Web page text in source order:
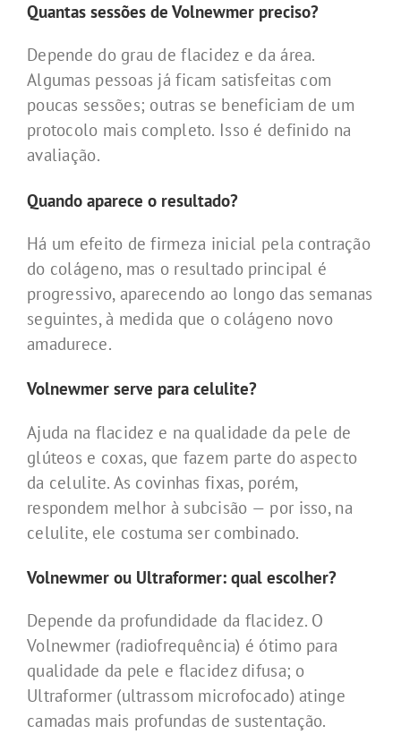
Quantas sessões de Volnewmer preciso?
Depende do grau de flacidez e da área.
Algumas pessoas já ficam satisfeitas com
poucas sessões; outras se beneficiam de um
protocolo mais completo. Isso é definido na
avaliação.
Quando aparece o resultado?
Há um efeito de firmeza inicial pela contração
do colágeno, mas o resultado principal é
progressivo, aparecendo ao longo das semanas
seguintes, à medida que o colágeno novo
amadurece.
Volnewmer serve para celulite?
Ajuda na flacidez e na qualidade da pele de
glúteos e coxas, que fazem parte do aspecto
da celulite. As covinhas fixas, porém,
respondem melhor à subcisão — por isso, na
celulite, ele costuma ser combinado.
Volnewmer ou Ultraformer: qual escolher?
Depende da profundidade da flacidez. O
Volnewmer (radiofrequência) é ótimo para
qualidade da pele e flacidez difusa; o
Ultraformer (ultrassom microfocado) atinge
camadas mais profundas de sustentação.